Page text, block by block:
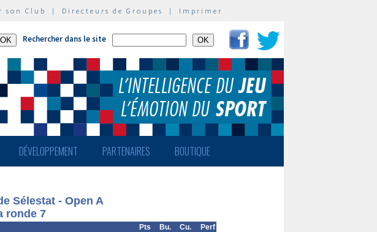
son Club | Directeurs de Groupes | Imprimer
Rechercher dans le site
DÉVELOPPEMENT PARTENAIRES BOUTIQUE
Sélestat - Open A
ronde 7
Pts Bu. Cu.
Perf